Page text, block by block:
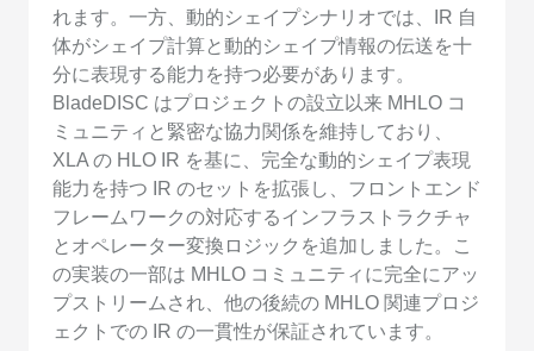
れます。一方、動的シェイプシナリオでは、IR 自
体がシェイプ計算と動的シェイプ情報の伝送を十
分に表現する能力を持つ必要があります。
BladeDISC はプロジェクトの設立以来 MHLO コ
ミュニティと緊密な協力関係を維持しており、
XLA の HLO IR を基に、完全な動的シェイプ表現
能力を持つ IR のセットを拡張し、フロントエンド
フレームワークの対応するインフラストラクチャ
とオペレーター変換ロジックを追加しました。こ
の実装の一部は MHLO コミュニティに完全にアッ
プストリームされ、他の後続の MHLO 関連プロジ
ェクトでの IR の一貫性が保証されています。